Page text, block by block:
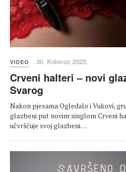
VIDEO 30. Kolovoz 2025.
Crveni halteri – novi
Svarog
Nakon pjesama Ogledalo i Vukovi,
glazbeni put novim singlom Crveni
učvršćuje svoj glazbeni…